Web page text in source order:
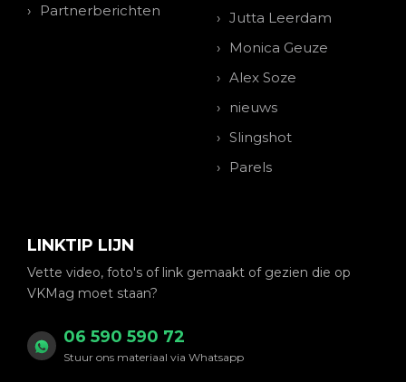
Partnerberichten
Jutta Leerdam
Monica Geuze
Alex Soze
nieuws
Slingshot
Parels
LINKTIP LIJN
Vette video, foto's of link gemaakt of gezien die op
VKMag moet staan?
06 590 590 72
Stuur ons materiaal via Whatsapp